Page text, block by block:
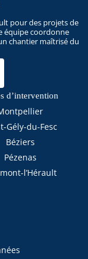
pour des projets de
équipe coordonne
chantier maîtrisé du
d’intervention
Gély-du-Fesc
Béziers
Pézenas
l’Hérault